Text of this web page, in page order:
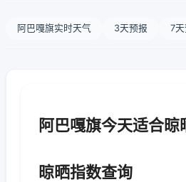
阿巴嘎旗实时天气 3天预报 7
阿巴嘎旗今天适合晾
晾晒指数查询